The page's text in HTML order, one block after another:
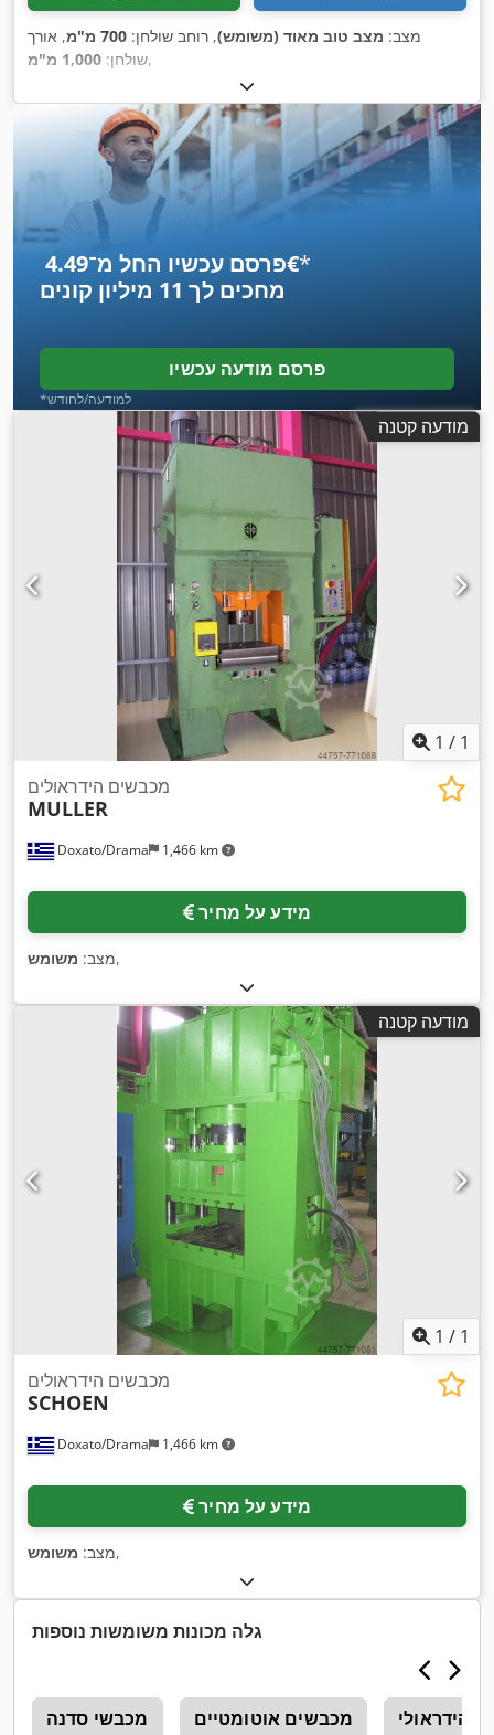
מצב: מצב טוב מאוד (משומש), רוחב שולחן: 700 מ"מ
, אורך
שולחן: 1,000 מ"מ ,
פרסם עכשיו החל מ־‏4.49 ‏€*
מחכים לך 11 מיליון קונים
פרסם מודעה עכשיו
*למודעה/לחודש
מודעה קטנה
1 / 1
Doxato/Drama 1,466 km
מכבשים הידראולים
MULLER
מידע על מחיר
מצב: משומש ,
מודעה קטנה
1 / 1
Doxato/Drama 1,466 km
מכבשים הידראולים
SCHOEN
מידע על מחיר
מצב: משומש ,
גלה מכונות משומשות נוספות
מכבשי סדנה מכבשים אוטומטיים הידראולי